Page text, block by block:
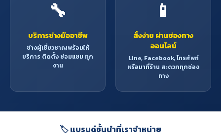
🔧
บริการช่างมืออาชีพ
ช่างผู้เชี่ยวชาญพร้อมให้
บริการ ติดตั้ง ซ่อมแซม ทุก
งาน
📱
สั่งง่าย ผ่านช่องทาง
ออนไลน์
Line, Facebook, โทรศัพท์
หรือมาที่ร้าน สะดวกทุกช่อง
ทาง
🏷️ แบรนด์ชั้นนำที่เราจำหน่าย